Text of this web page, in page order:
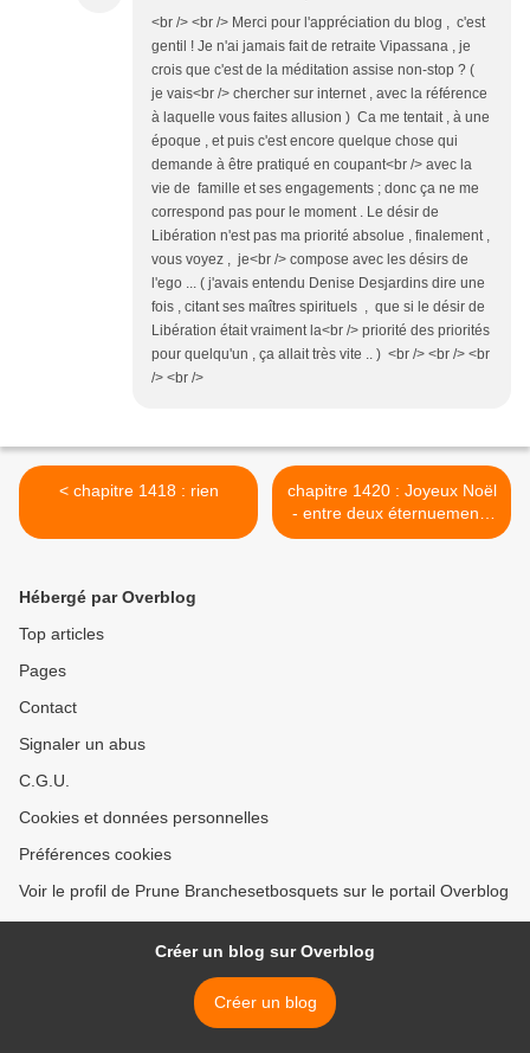
<br /> <br /> Merci pour l'appréciation du blog , c'est
gentil ! Je n'ai jamais fait de retraite Vipassana , je
crois que c'est de la méditation assise non-stop ? (
je vais<br /> chercher sur internet , avec la référence
à laquelle vous faites allusion ) Ca me tentait , à une
époque , et puis c'est encore quelque chose qui
demande à être pratiqué en coupant<br /> avec la
vie de famille et ses engagements ; donc ça ne me
correspond pas pour le moment . Le désir de
Libération n'est pas ma priorité absolue , finalement ,
vous voyez , je<br /> compose avec les désirs de
l'ego ... ( j'avais entendu Denise Desjardins dire une
fois , citant ses maîtres spirituels , que si le désir de
Libération était vraiment la<br /> priorité des priorités
pour quelqu'un , ça allait très vite .. ) <br /> <br /> <br
/> <br />
< chapitre 1418 : rien
chapitre 1420 : Joyeux Noël
- entre deux éternuements
>
Hébergé par Overblog
Top articles
Pages
Contact
Signaler un abus
C.G.U.
Cookies et données personnelles
Préférences cookies
Voir le profil de Prune Branchesetbosquets sur le portail Overblog
Créer un blog sur Overblog
Créer un blog